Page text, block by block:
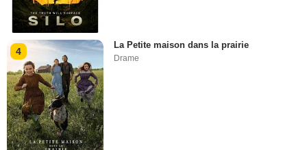
4
La Petite maison dans la prairie
Drame